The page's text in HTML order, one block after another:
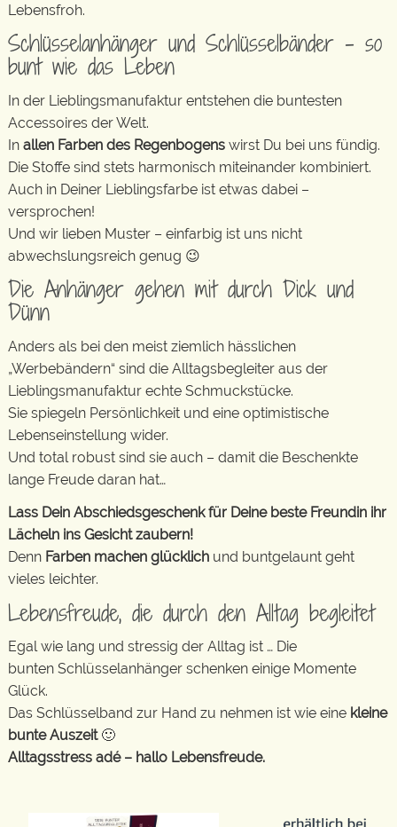
Lebensfroh.
Schlüsselanhänger und Schlüsselbänder – so
bunt wie das Leben
In der Lieblingsmanufaktur entstehen die buntesten
Accessoires der Welt.
In allen Farben des Regenbogens wirst Du bei uns fündig.
Die Stoffe sind stets harmonisch miteinander kombiniert.
Auch in Deiner Lieblingsfarbe ist etwas dabei –
versprochen!
Und wir lieben Muster – einfarbig ist uns nicht
abwechslungsreich genug 😉
Die Anhänger gehen mit durch Dick und
Dünn
Anders als bei den meist ziemlich hässlichen
„Werbebändern“ sind die Alltagsbegleiter aus der
Lieblingsmanufaktur echte Schmuckstücke.
Sie spiegeln Persönlichkeit und eine optimistische
Lebenseinstellung wider.
Und total robust sind sie auch – damit die Beschenkte
lange Freude daran hat…
Lass Dein Abschiedsgeschenk für Deine beste Freundin ihr
Lächeln ins Gesicht zaubern!
Denn Farben machen glücklich und buntgelaunt geht
vieles leichter.
Lebensfreude, die durch den Alltag begleitet
Egal wie lang und stressig der Alltag ist … Die
bunten Schlüsselanhänger schenken einige Momente
Glück.
Das Schlüsselband zur Hand zu nehmen ist wie eine kleine
bunte Auszeit🙂
Alltagsstress adé – hallo Lebensfreude.